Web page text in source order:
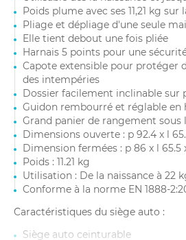
Poids plume avec ses 11,21 kg sur
Pliage et dépliage d'une seule
Elle tient debout une fois pliée
Harnais 5 points pour une
Capote extensible pour protéger
des intempéries
Dossier facilement inclinable sur
Guidon rembourré et réglable en
Grand panier de rangement sous
Dimensions ouverte : p 92.4 x l
Dimension fermées : p 86 x l 65.5
Poids : 11.21 kg
Utilisation : De la naissance à 22
Conforme à la norme EN 1888-
Caractéristiques du siège auto :
Siège auto ceinturable